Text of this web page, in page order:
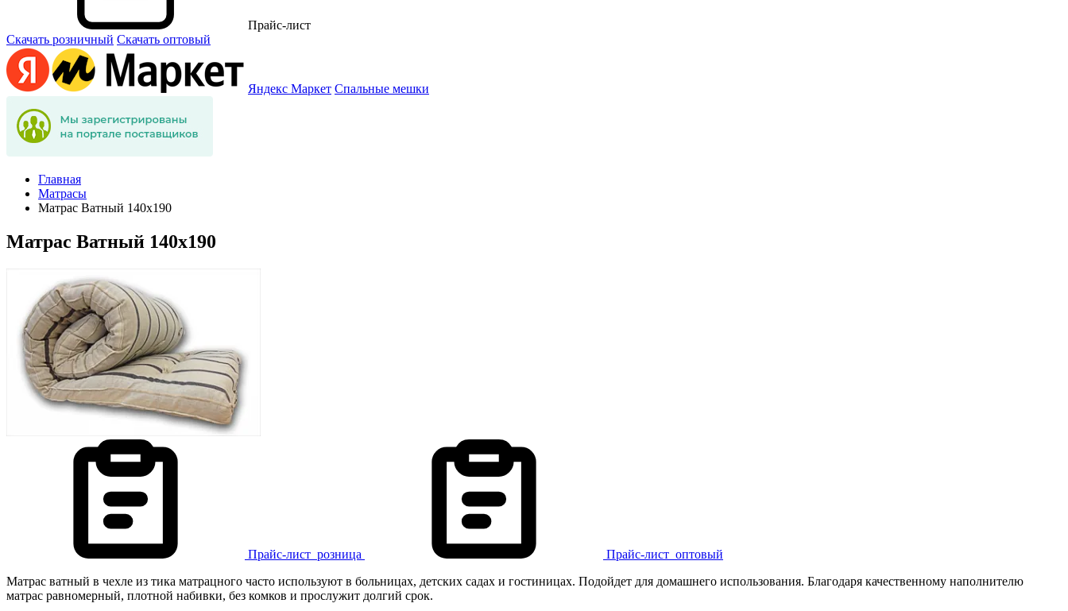
Прайс-лист
Скачать розничный Скачать оптовый
Яндекс Маркет Спальные мешки
Главная
Матрасы
Матрас Ватный 140х190
Матрас Ватный 140х190
Прайс-лист розница Прайс-лист оптовый
Матрас ватный в чехле из тика матрацного часто используют в больницах, детских садах и гостиницах. Подойдет для домашнего использования. Благодаря качественному наполнителю
матрас равномерный, плотной набивки, без комков и прослужит долгий срок.